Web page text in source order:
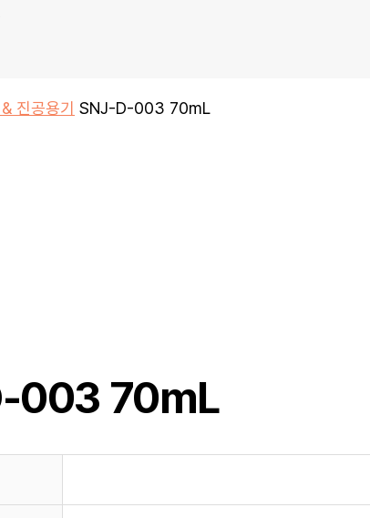
진공용기 SNJ-D-003 70mL
003 70mL